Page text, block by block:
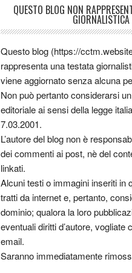
QUESTO BLOG NON
GIORNALISTICA
Questo blog (https://
rappresenta una testata
viene aggiornato senza alcuna
Non può pertanto considerarsi
editoriale ai sensi della legge
7.03.2001.
L’autore del blog non è
dei commenti ai post, nè del
linkati.
Alcuni testi o immagini inseriti in
tratti da internet e, pertanto,
dominio; qualora la loro
eventuali diritti d’autore, vogliate
email.
Saranno immediatamente